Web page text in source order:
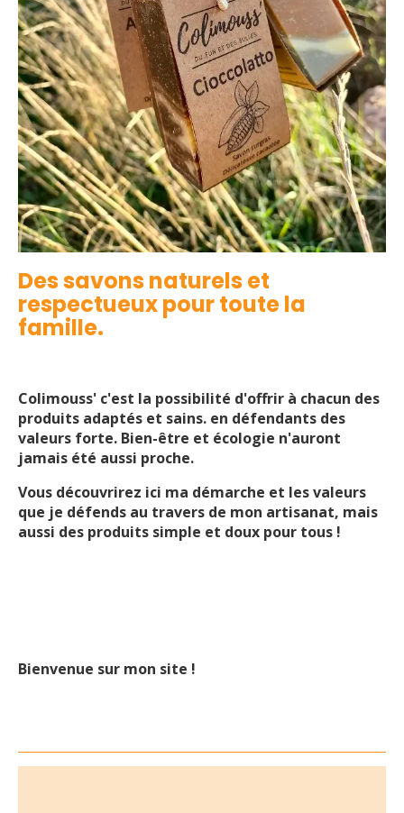
Des savons naturels et
respectueux pour toute la
famille.
Colimouss' c'est la possibilité d'offrir à chacun des
produits adaptés et sains. en défendants des
valeurs forte. Bien-être et écologie n'auront
jamais été aussi proche.
Vous découvrirez ici ma démarche et les valeurs
que je défends au travers de mon artisanat, mais
aussi des produits simple et doux pour tous !
Bienvenue sur mon site !